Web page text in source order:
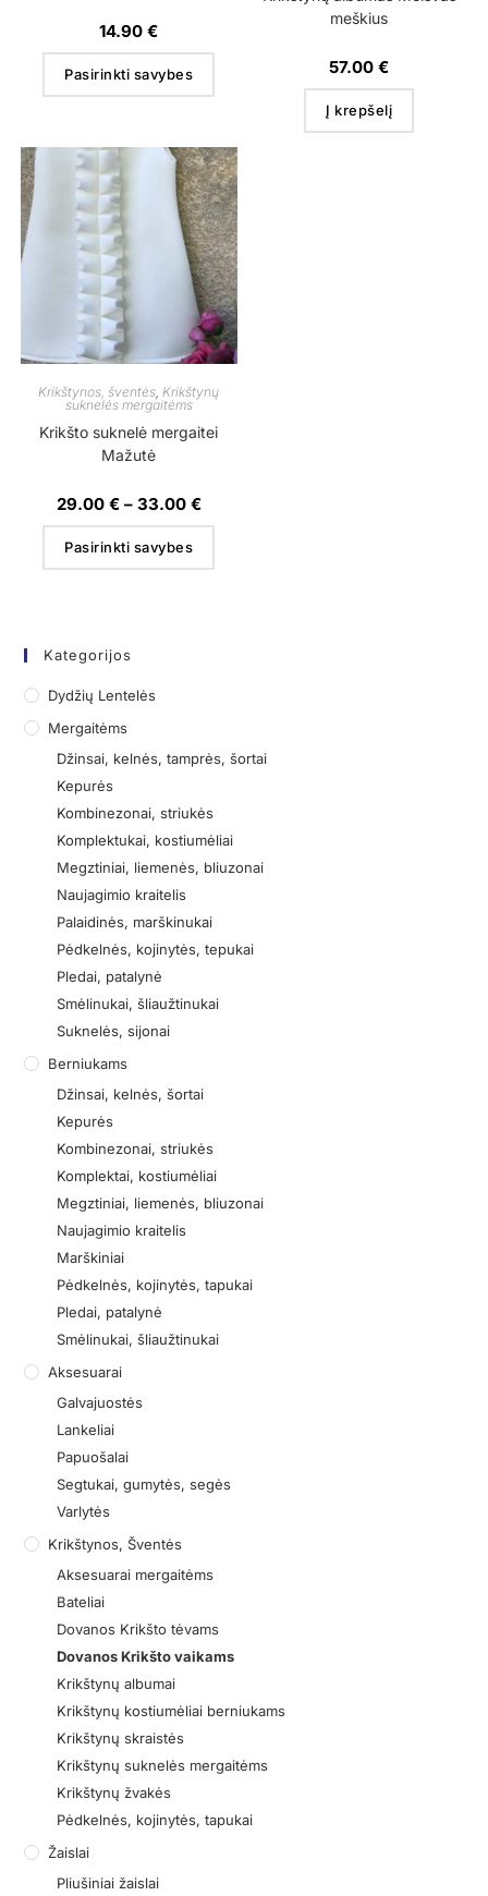
14.90€
Pasirinkti savybes
meškius
57.00€
Į krepšelį
Krikštynos, šventės Krikštynų
suknelės mergaitėms
Krikšto suknelė mergaitei
Mažutė
29.00 € – 33.00 €
Pasirinkti savybes
Kategorijos
Dydžių Lentelės
Mergaitėms
Džinsai, kelnės, tamprės, šortai
Kepurės
Kombinezonai, striukės
Komplektukai, kostiumėliai
Megztiniai, liemenės, bliuzonai
Naujagimio kraitelis
Palaidinės, marškinukai
Pėdkelnės, kojinytės, tepukai
Pledai, patalynė
Smėlinukai, šliaužtinukai
Suknelės, sijonai
Berniukams
Džinsai, kelnės, šortai
Kepurės
Kombinezonai, striukės
Komplektai, kostiumėliai
Megztiniai, liemenės, bliuzonai
Naujagimio kraitelis
Marškiniai
Pėdkelnės, kojinytės, tapukai
Pledai, patalynė
Smėlinukai, šliaužtinukai
Aksesuarai
Galvajuostės
Lankeliai
Papuošalai
Segtukai, gumytės, segės
Varlytės
Krikštynos, Šventės
Aksesuarai mergaitėms
Bateliai
Dovanos Krikšto tėvams
Dovanos Krikšto vaikams
Krikštynų albumai
Krikštynų kostiumėliai berniukams
Krikštynų skraistės
Krikštynų suknelės mergaitėms
Krikštynų žvakės
Pėdkelnės, kojinytės, tapukai
Žaislai
Pliušiniai žaislai